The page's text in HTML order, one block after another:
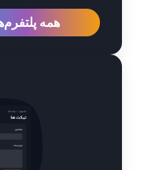
همه پلتفرم‌ها